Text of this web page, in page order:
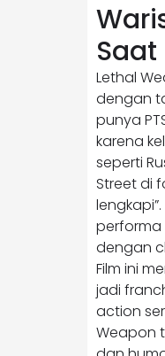
Saat
Lethal
dengan
punya
karena
seperti
Street di
performa
dengan
Film ini
jadi
action
Weapon